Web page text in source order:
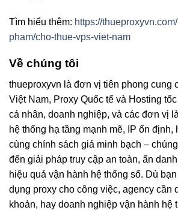
Tìm hiểu thêm: https://
pham/cho-thue-vps-viet-nam
Về chúng tôi
thueproxyvn là đơn vị tiên phong cung
Việt Nam, Proxy Quốc tế và Hosting
cá nhân, doanh nghiệp, và các đơn vị
hệ thống hạ tầng mạnh mẽ, IP ổn định,
cùng chính sách giá minh bạch –
đến giải pháp truy cập an toàn, ẩn
hiệu quả vận hành hệ thống số. Dù
dụng proxy cho công việc, agency cần
khoản, hay doanh nghiệp vận hành hệ